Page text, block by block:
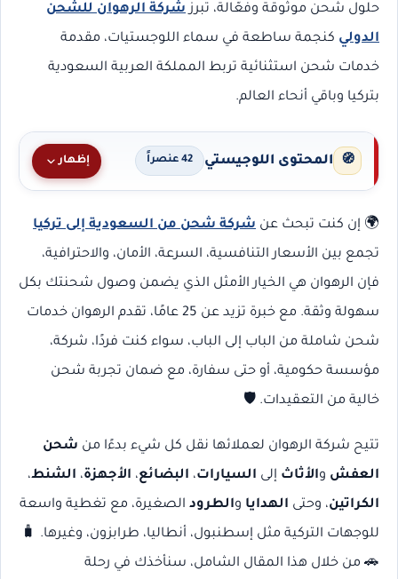
حلول شحن موثوقة وفعّالة، تبرز شركة الرهوان للشحن
الدولي كنجمة ساطعة في سماء اللوجستيات، مقدمة
خدمات شحن استثنائية تربط المملكة العربية السعودية
بتركيا وباقي أنحاء العالم.
🧭 المحتوى اللوجيستي 42 عنصراً إظهار
🌍 إن كنت تبحث عن شركة شحن من السعودية إلى تركيا
تجمع بين الأسعار التنافسية، السرعة، الأمان، والاحترافية،
فإن الرهوان هي الخيار الأمثل الذي يضمن وصول شحنتك بكل
سهولة وثقة. مع خبرة تزيد عن 25 عامًا، تقدم الرهوان خدمات
شحن شاملة من الباب إلى الباب، سواء كنت فردًا، شركة،
مؤسسة حكومية، أو حتى سفارة، مع ضمان تجربة شحن
خالية من التعقيدات. 🛡️
تتيح شركة الرهوان لعملائها نقل كل شيء بدءًا من شحن
العفش والأثاث إلى السيارات، البضائع، الأجهزة، الشنط،
الكراتين، وحتى الهدايا والطرود الصغيرة، مع تغطية واسعة
للوجهات التركية مثل إسطنبول، أنطاليا، طرابزون، وغيرها. 🧳
🚗 من خلال هذا المقال الشامل، سنأخذك في رحلة